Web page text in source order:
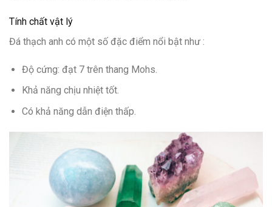
Tính chất vật lý
Đá thạch anh có một số đặc điểm nổi bật như :
Độ cứng: đạt 7 trên thang Mohs.
Khả năng chịu nhiệt tốt.
Có khả năng dẫn điện thấp.